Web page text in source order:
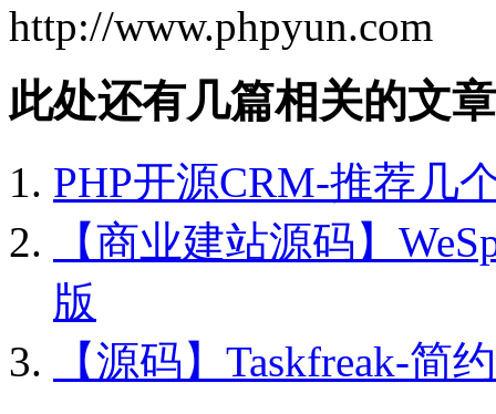
http://www.phpyun.com
此处还有几篇相关的文
PHP开源CRM-推荐几
【商业建站源码】
版
【源码】Taskfreak-简